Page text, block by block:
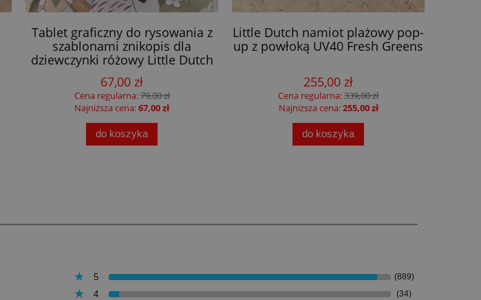
Tablet graficzny do rysowania z
szablonami znikopis dla
dziewczynki różowy Little Dutch
67,00 zł
Cena regularna:79,00 zł
Najniższa cena:67,00 zł
do koszyka
Little Dutch namiot plażowy pop-
up z powłoką UV40 Fresh Greens
255,00 zł
Cena regularna:339,00 zł
Najniższa cena:255,00 zł
do koszyka
5 (889)
4 (34)